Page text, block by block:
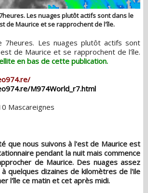
Les nuages plutôt actifs sont dans le
de Maurice et se rapprochent de l'île.
de Maurice et se rapprochent de l'île.
en bas de cette publication.
M974World_r7.html
Mascareignes
que nous suivons à l'est de Maurice est
pendant la nuit mais commence
de Maurice. Des nuages assez
quelques dizaines de kilomètres de l'ile
l'île ce matin et cet après midi.